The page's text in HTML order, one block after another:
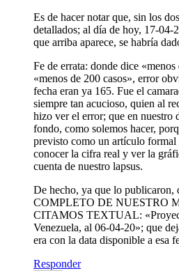
Es de hacer notar que, sin los
detallados; al día de hoy, 17-
que arriba aparece, se habría
Fe de errata: donde dice
«menos de 200 casos», error
fecha eran ya 165. Fue el
siempre tan acucioso, quien al
hizo ver el error; que en nuestro
fondo, como solemos hacer,
previsto como un artículo
conocer la cifra real y ver la
cuenta de nuestro lapsus.
De hecho, ya que lo
COMPLETO DE NUESTRO
CITAMOS TEXTUAL:
Venezuela, al 06-04-20»; que
era con la data disponible a esa
Responder